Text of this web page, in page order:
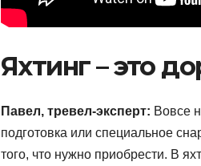
Яхтинг – это
Павел, тревел-эксперт: Вовсе
подготовка или специальное
того, что нужно приобрести. В